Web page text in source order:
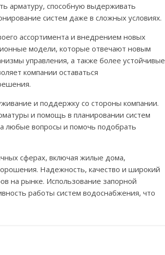
арматуру, способную выдерживать
систем даже в сложных условиях.
ассортимента и внедрением новых
модели, которые отвечают новым
управления, а также более устойчивые
компании оставаться
и поддержку со стороны компании.
и помощь в планировании систем
любые вопросы и помочь подобрать
сферах, включая жилые дома,
Надежность, качество и широкий
на рынке. Использование запорной
работы систем водоснабжения, что